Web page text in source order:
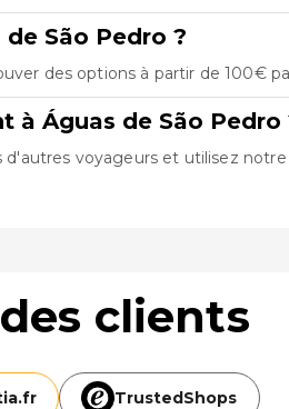
São Pedro ?
des options à partir de 100€
Águas de São Pedro
d'autres voyageurs et utilisez
clients
fr TrustedShops